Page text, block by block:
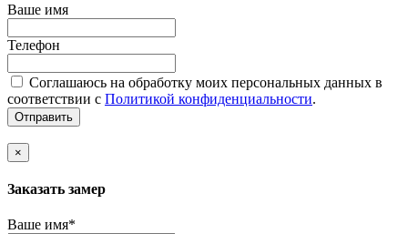
Ваше имя
Телефон
Соглашаюсь на обработку моих персональных данных в
соответствии с Политикой конфиденциальности.
Отправить
×
Заказать замер
Ваше имя*